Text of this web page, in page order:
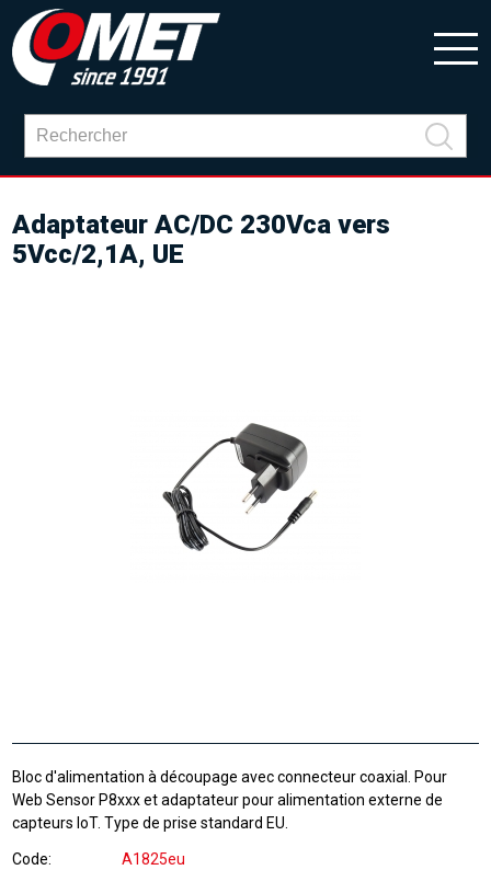
Adaptateur AC/DC 230Vca vers
5Vcc/2,1A, UE
Bloc d'alimentation à découpage avec connecteur coaxial. Pour
Web Sensor P8xxx et adaptateur pour alimentation externe de
capteurs IoT. Type de prise standard EU.
Code A1825eu